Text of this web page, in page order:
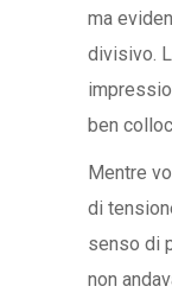
ma
divisivo.
ben
Mentre
di
senso di
non